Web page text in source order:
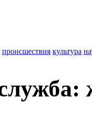
происшествия культура